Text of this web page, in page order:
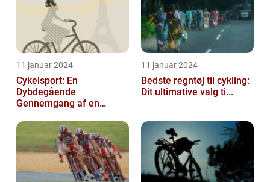
11 januar 2024
Cykelsport: En
Dybdegående
Gennemgang af en
11 januar 2024
Bedste regntøj til cykling:
Dit ultimative valg ti...